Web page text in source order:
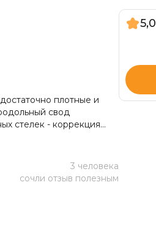
плотные и
свод
стелек - коррекция
относительно
3 человека
сочли отзыв полезным
5,0